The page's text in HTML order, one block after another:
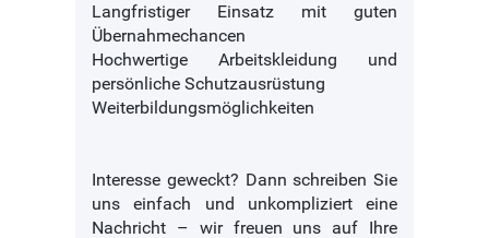
Langfristiger Einsatz mit guten
Übernahmechancen
Hochwertige Arbeitskleidung und
persönliche Schutzausrüstung
Weiterbildungsmöglichkeiten
Interesse geweckt? Dann schreiben Sie
uns einfach und unkompliziert eine
Nachricht – wir freuen uns auf Ihre